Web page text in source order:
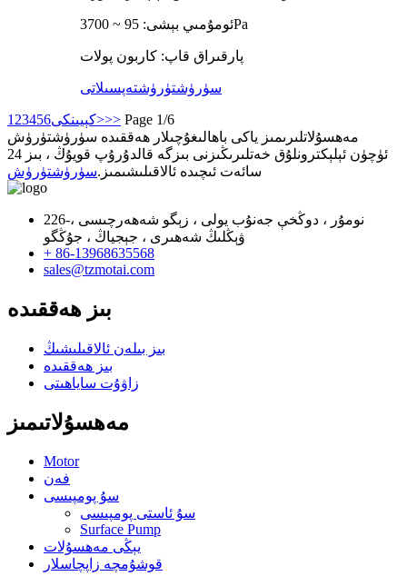
ئومۇمىي بېشى: 95 ~ 3700Pa
پارقىراق قاپ: كاربون پولات
سۈرۈشتۈرۈشتەپسىلاتى
1 23456 كېيىنكى>>> Page 1/6
مەھسۇلاتلىرىمىز ياكى باھالىغۇچىلار ھەققىدە سۈرۈشتۈرۈش
ئۈچۈن ئېلېكترونلۇق خەتلىرىڭىزنى بىزگە قالدۇرۇپ قويۇڭ ، بىز 24
سائەت ئىچىدە ئالاقىلىشىمىز.سۈرۈشتۈرۈش
226-نومۇر ، دوڭخې جەنۇب يولى ، زېگو شەھەرچىسى ،
ۋېڭلىڭ شەھىرى ، جېجياڭ ، جۇڭگو
+ 86-13968635568
sales@tzmotai.com
بىز ھەققىدە
بىز بىلەن ئالاقىلىشىڭ
بىز ھەققىدە
زاۋۇت ساياھىتى
مەھسۇلاتىمىز
Motor
فەن
سۇ پومپىسى
سۇ ئاستى پومپىسى
Surface Pump
يېڭى مەھسۇلات
قوشۇمچە زاپچاسلار